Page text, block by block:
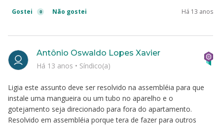
Gostei 0 Não gostei Há 13 anos
Ligia este assunto deve ser resolvido na assembléia para que
instale uma mangueira ou um tubo no aparelho e o
gotejamento seja direcionado para fora do apartamento.
Resolvido em assembléia porque tera de fazer para outros
Antônio Oswaldo Lopes Xavier
Há 13 anos • Síndico(a)